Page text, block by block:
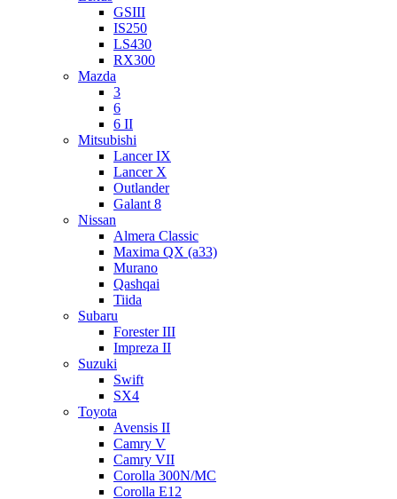
GSIII
IS250
LS430
RX300
Mazda
3
6
6 II
Mitsubishi
Lancer IX
Lancer X
Outlander
Galant 8
Nissan
Almera Classic
Maxima QX (a33)
Murano
Qashqai
Tiida
Subaru
Forester III
Impreza II
Suzuki
Swift
SX4
Toyota
Avensis II
Camry V
Camry VII
Corolla 300N/MC
Corolla E12